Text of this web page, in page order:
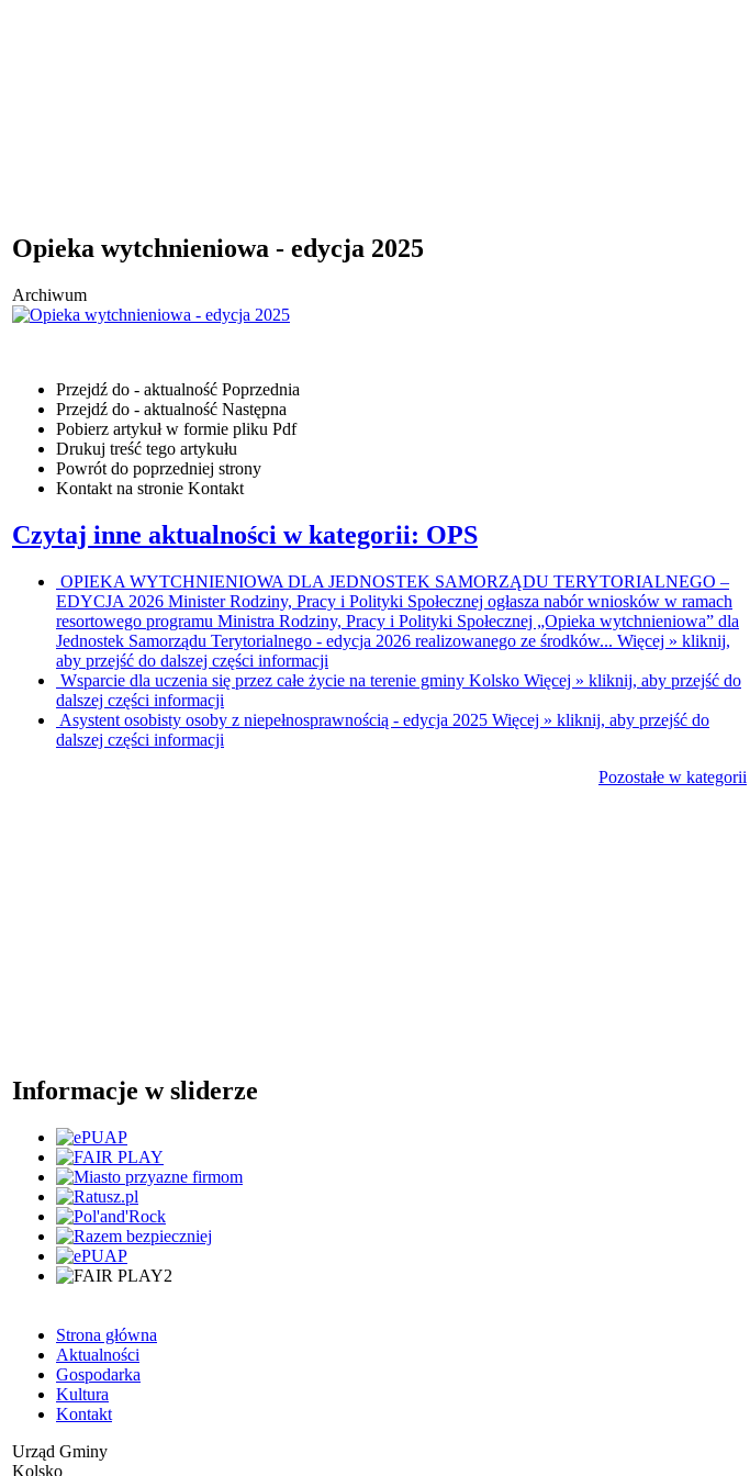
Opieka wytchnieniowa - edycja 2025
Archiwum
Przejdź do - aktualność Poprzednia
Przejdź do - aktualność Następna
Pobierz artykuł w formie pliku Pdf
Drukuj treść tego artykułu
Powrót do poprzedniej strony
Kontakt na stronie Kontakt
Czytaj inne aktualności w kategorii: OPS
OPIEKA WYTCHNIENIOWA DLA JEDNOSTEK SAMORZĄDU TERYTORIALNEGO –
EDYCJA 2026 Minister Rodziny, Pracy i Polityki Społecznej ogłasza nabór wniosków w ramach
resortowego programu Ministra Rodziny, Pracy i Polityki Społecznej „Opieka wytchnieniowa” dla
Jednostek Samorządu Terytorialnego - edycja 2026 realizowanego ze środków... Więcej » kliknij,
aby przejść do dalszej części informacji
Wsparcie dla uczenia się przez całe życie na terenie gminy Kolsko Więcej » kliknij, aby przejść do
dalszej części informacji
Asystent osobisty osoby z niepełnosprawnością - edycja 2025 Więcej » kliknij, aby przejść do
dalszej części informacji
Pozostałe w kategorii
Informacje w sliderze
Strona główna
Aktualności
Gospodarka
Kultura
Kontakt
Urząd Gminy
Kolsko